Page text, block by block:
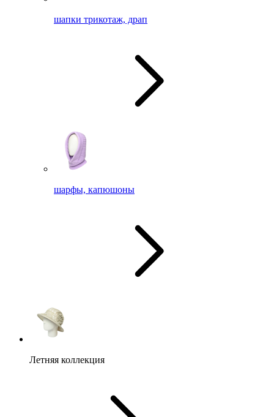
шапки трикотаж, драп
шарфы, капюшоны
Летняя коллекция